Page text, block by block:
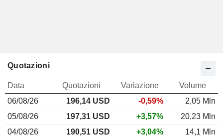
Quotazioni
Data Quotazioni Variazione
Volume
06/08/26
196,14 USD -0,59%
2,05 Mln
05/08/26
197,31 USD +3,57%
20,23 Mln
04/08/26
190,51 USD +3,04%
14,1 Mln